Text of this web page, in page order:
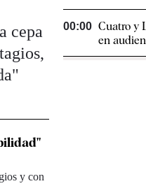
cepa
y con
00:00 Cuatro y
en